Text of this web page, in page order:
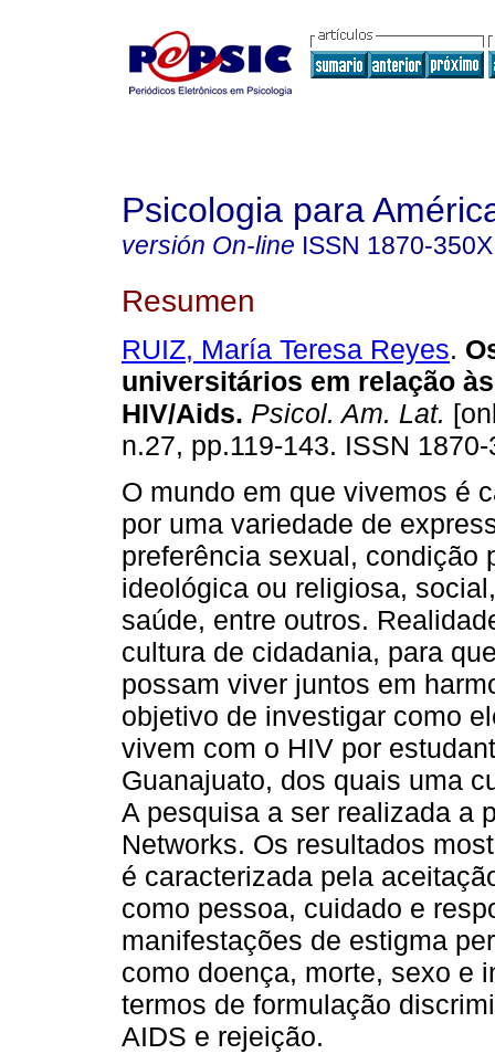
Psicologia para
versión On-line ISSN 1870-350X
Resumen
RUIZ, María Teresa Reyes.
universitários em relação
HIV/Aids. Psicol. Am. Lat.
n.27, pp.119-143. ISSN
O mundo em que vivemos é
por uma variedade de
preferência sexual, condição
ideológica ou religiosa,
saúde, entre outros.
cultura de cidadania, para
possam viver juntos em
objetivo de investigar como
vivem com o HIV por
Guanajuato, dos quais uma
A pesquisa a ser realizada a
Networks. Os resultados
é caracterizada pela
como pessoa, cuidado e
manifestações de estigma
como doença, morte, sexo e
termos de formulação
AIDS e rejeição.